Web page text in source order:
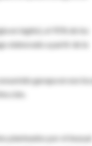
en inglés), el 91% de los
elaborado a partir de la
garapa en ese
planteados por el inusual